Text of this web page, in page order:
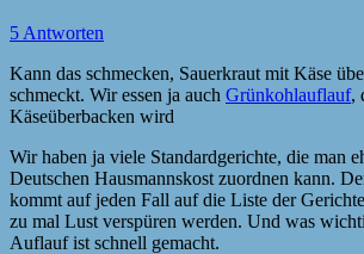
5 Antworten
Kann das schmecken, Sauerkraut mit Käse
schmeckt. Wir essen ja auch Grünkohlauflauf,
Käseüberbacken wird
Wir haben ja viele Standardgerichte, die man
Deutschen Hausmannskost zuordnen kann.
kommt auf jeden Fall auf die Liste der
zu mal Lust verspüren werden. Und was
Auflauf ist schnell gemacht.